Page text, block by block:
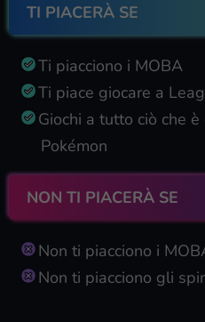
TI PIACERÀ SE
Ti piacciono i MOBA
Ti piace giocare a
Giochi a tutto ciò che
Pokémon
NON TI PIACERÀ SE
Non ti piacciono i
Non ti piacciono gli